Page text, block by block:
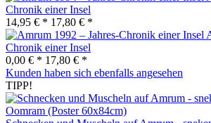
Chronik einer Insel
14,95 € * 17,80 € *
Chronik einer Insel
0,00 € * 17,80 € *
Kunden haben sich ebenfalls angesehen
TIPP!